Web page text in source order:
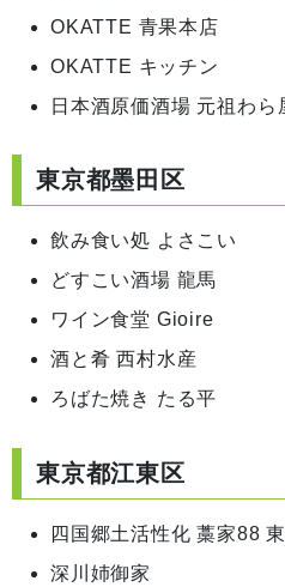
OKATTE 青果本店
OKATTE キッチン
日本酒原価酒場 元祖わら
東京都墨田区
飲み食い処 よさこい
どすこい酒場 龍馬
ワイン食堂 Gioire
酒と肴 西村水産
ろばた焼き たる平
東京都江東区
四国郷土活性化 藁家88
深川姉御家